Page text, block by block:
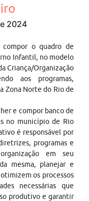
2024
o quadro de
Infantil, no modelo
Criança/Organização
aos programas,
Zona Norte do Rio de
e compor banco de
no município de Rio
é responsável por
programas e
em seu
mesma, planejar e
os processos
necessárias que
produtivo e garantir